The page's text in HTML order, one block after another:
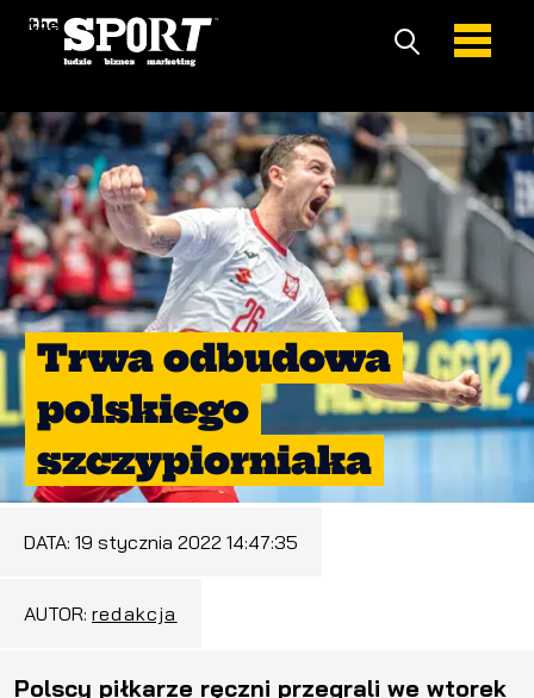
Trwa odbudowa
polskiego
szczypiorniaka
DATA: 19 stycznia 2022 14:47:35
AUTOR: redakcja
Polscy piłkarze ręczni przegrali we wtorek